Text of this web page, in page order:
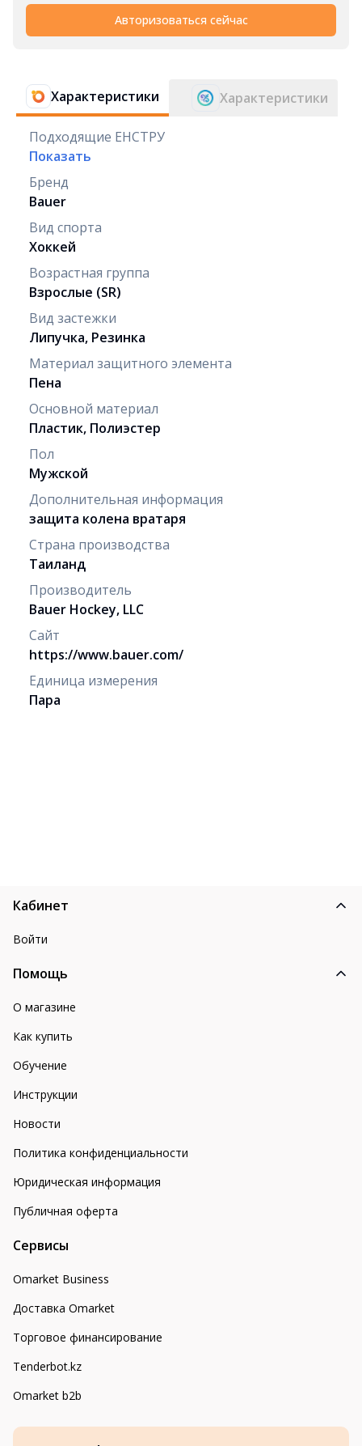
Авторизоваться сейчас
Характеристики Характеристики
Подходящие ЕНСТРУ
Показать
Бренд
Bauer
Вид спорта
Хоккей
Возрастная группа
Взрослые (SR)
Вид застежки
Липучка, Резинка
Материал защитного элемента
Пена
Основной материал
Пластик, Полиэстер
Пол
Мужской
Дополнительная информация
защита колена вратаря
Страна производства
Таиланд
Производитель
Bauer Hockey, LLC
Сайт
https://www.bauer.com/
Единица измерения
Пара
Кабинет
Войти
Помощь
О магазине
Как купить
Обучение
Инструкции
Новости
Политика конфиденциальности
Юридическая информация
Публичная оферта
Сервисы
Omarket Business
Доставка Omarket
Торговое финансирование
Tenderbot.kz
Omarket b2b